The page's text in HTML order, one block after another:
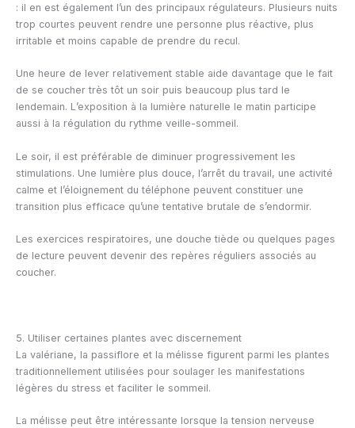
: il en est également l’un des principaux régulateurs. Plusieurs nuits
trop courtes peuvent rendre une personne plus réactive, plus
irritable et moins capable de prendre du recul.
Une heure de lever relativement stable aide davantage que le fait
de se coucher très tôt un soir puis beaucoup plus tard le
lendemain. L’exposition à la lumière naturelle le matin participe
aussi à la régulation du rythme veille-sommeil.
Le soir, il est préférable de diminuer progressivement les
stimulations. Une lumière plus douce, l’arrêt du travail, une activité
calme et l’éloignement du téléphone peuvent constituer une
transition plus efficace qu’une tentative brutale de s’endormir.
Les exercices respiratoires, une douche tiède ou quelques pages
de lecture peuvent devenir des repères réguliers associés au
coucher.
5. Utiliser certaines plantes avec discernement
La valériane, la passiflore et la mélisse figurent parmi les plantes
traditionnellement utilisées pour soulager les manifestations
légères du stress et faciliter le sommeil.
La mélisse peut être intéressante lorsque la tension nerveuse